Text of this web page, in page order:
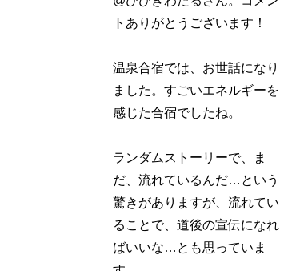
トありがとうございます！
温泉合宿では、お世話になり
ました。すごいエネルギーを
感じた合宿でしたね。
ランダムストーリーで、ま
だ、流れているんだ…という
驚きがありますが、流れてい
ることで、道後の宣伝になれ
ばいいな…とも思っていま